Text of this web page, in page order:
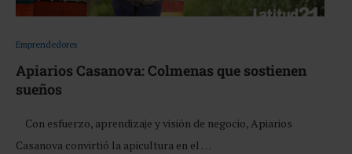
Emprendedores
Apiarios Casanova: Colmenas que sostienen
sueños
Con esfuerzo, aprendizaje y visión de negocio, Apiarios
Casanova convirtió la apicultura en el …